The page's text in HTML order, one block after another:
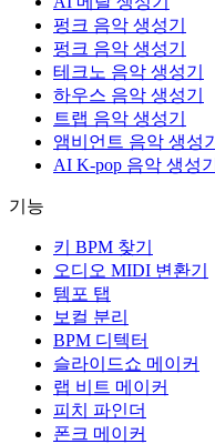
펑크 음악 생성기
펑크 음악 생성기
테크노 음악 생성기
하우스 음악 생성기
트랩 음악 생성기
앰비언트 음악 생성기
AI K-pop 음악 생성기
기능
키 BPM 찾기
오디오 MIDI 변환기
템포 탭
보컬 분리
BPM 디텍터
슬라이드쇼 메이커
랩 비트 메이커
피치 파인더
폰크 메이커